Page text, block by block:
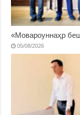
«Мовароуннаҳр
05/08/2026